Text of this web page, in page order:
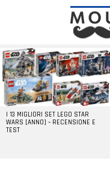
LATEST
STORIES
I 13 MIGLIORI SET LEGO STAR
WARS [ANNO] – RECENSIONE E
TEST